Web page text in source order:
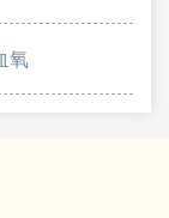
氧